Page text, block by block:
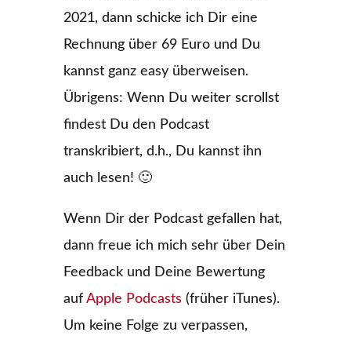
2021, dann schicke ich Dir eine
Rechnung über 69 Euro und Du
kannst ganz easy überweisen.
Übrigens: Wenn Du weiter scrollst
findest Du den Podcast
transkribiert, d.h., Du kannst ihn
auch lesen! 🙂
Wenn Dir der Podcast gefallen hat,
dann freue ich mich sehr über Dein
Feedback und Deine Bewertung
auf Apple Podcasts (früher iTunes).
Um keine Folge zu verpassen,